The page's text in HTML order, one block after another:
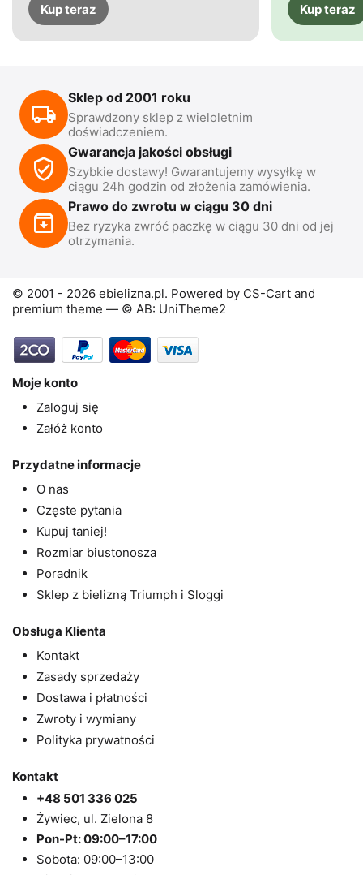
Kup teraz Kup teraz
Sklep od 2001 roku
Sprawdzony sklep z wieloletnim
doświadczeniem.
Gwarancja jakości obsługi
Szybkie dostawy! Gwarantujemy wysyłkę w
ciągu 24h godzin od złożenia zamówienia.
Prawo do zwrotu w ciągu 30 dni
Bez ryzyka zwróć paczkę w ciągu 30 dni od jej
otrzymania.
© 2001 - 2026 ebielizna.pl. Powered by CS-Cart and
premium theme — © AB: UniTheme2
Moje konto
Zaloguj się
Załóż konto
Przydatne informacje
O nas
Częste pytania
Kupuj taniej!
Rozmiar biustonosza
Poradnik
Sklep z bielizną Triumph i Sloggi
Obsługa Klienta
Kontakt
Zasady sprzedaży
Dostawa i płatności
Zwroty i wymiany
Polityka prywatności
Kontakt
+48 501 336 025
Żywiec, ul. Zielona 8
Pon-Pt: 09:00–17:00
Sobota: 09:00–13:00